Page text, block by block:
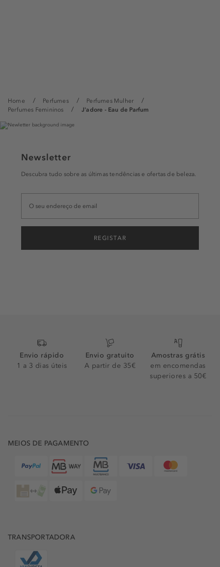
Home Perfumes
Perfumes Mulher
Perfumes Femininos
J'adore - Eau de Parfum
Newsletter
Descubra tudo sobre as últimas tendências e ofertas de beleza.
REGISTAR
Envio rápido
1 a 3 dias úteis
Envio gratuito
A partir de 35€
Amostras grátis
em encomendas
superiores a 50€
MEIOS DE PAGAMENTO
TRANSPORTADORA